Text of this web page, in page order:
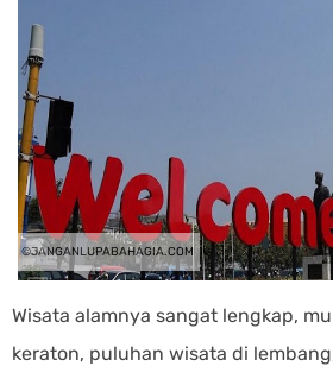
Wisata alamnya sangat lengkap,
keraton, puluhan wisata di